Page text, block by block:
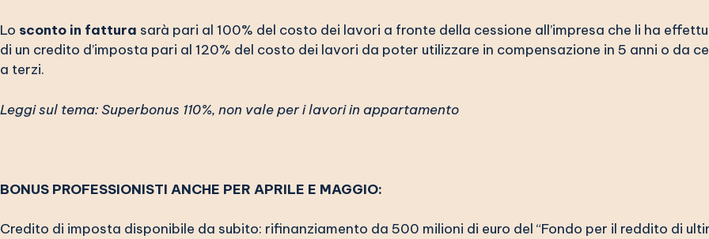
Lo sconto in fattura sarà pari al 100% del costo dei lavori a fronte della cessione all’impresa che li ha
di un credito d’imposta pari al 120% del costo dei lavori da poter utilizzare in compensazione in 5 anni o da
a terzi.
Leggi sul tema:Superbonus 110%, non vale per i lavori in appartamento
BONUS PROFESSIONISTI ANCHE PER APRILE E MAGGIO:
Credito di imposta disponibile da subito: rifinanziamento da 500 milioni di euro del “Fondo per il reddito di